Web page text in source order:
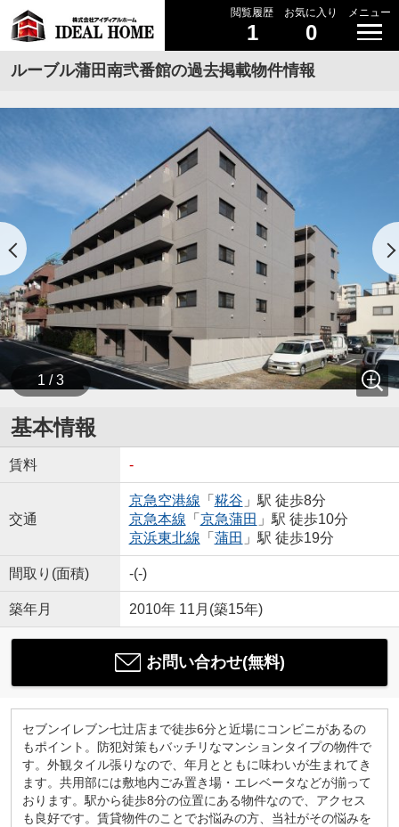
閲覧履歴
1
お気に入り
0
メニュー
ルーブル蒲田南弐番館の過去掲載物件情報
1 / 3
基本情報
賃料 -
交通
京急空港線 「 糀谷 」駅 徒歩8分
京急本線 「 京急蒲田 」駅 徒歩10分
京浜東北線 「 蒲田 」駅 徒歩19分
間取り(面積) -(-)
築年月 2010年 11月(築15年)
お問い合わせ(無料)
セブンイレブン七辻店まで徒歩6分と近場にコンビニがあるの
もポイント。防犯対策もバッチリなマンションタイプの物件で
す。外観タイル張りなので、年月とともに味わいが生まれてき
ます。共用部には敷地内ごみ置き場・エレベータなどが揃って
おります。駅から徒歩8分の位置にある物件なので、アクセス
も良好です。賃貸物件のことでお悩みの方、当社がその悩みを